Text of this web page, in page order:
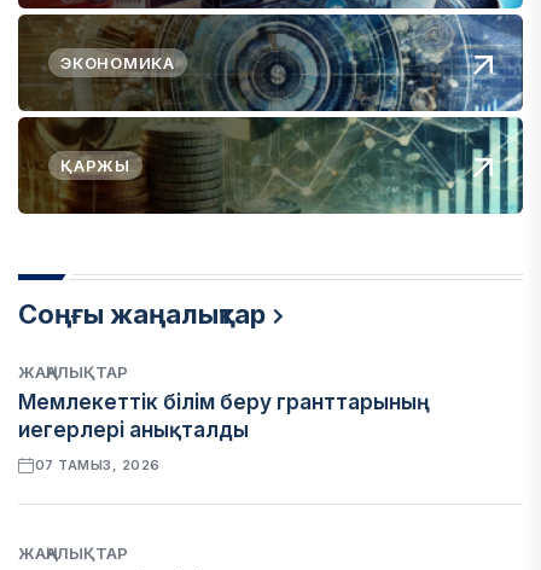
ЭКОНОМИКА
ҚАРЖЫ
Соңғы жаңалықтар
ЖАҢАЛЫҚТАР
Мемлекеттік білім беру гранттарының
иегерлері анықталды
07 ТАМЫЗ, 2026
ЖАҢАЛЫҚТАР